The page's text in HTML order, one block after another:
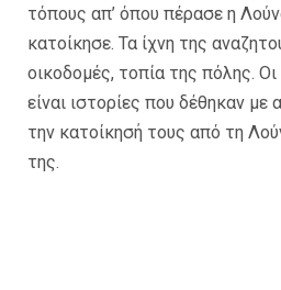
τόπους απ’ όπου πέρασε η
κατοίκησε. Τα ίχνη της
οικοδομές, τοπία της πόλης.
είναι ιστορίες που δέθηκαν
την κατοίκησή τους από τη
της.